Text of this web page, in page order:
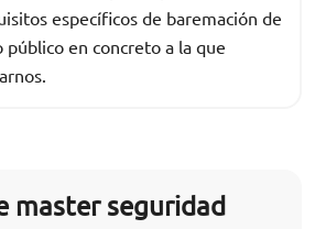
específicos de baremación de
público en concreto a la que
master seguridad